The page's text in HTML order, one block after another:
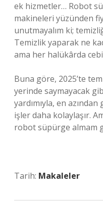
ek hizmetler… Robot
makineleri yüzünden
unutmayalım ki;
Temizlik yaparak ne
ama her halükârda
Buna göre, 2025’te
yerinde saymayacak
yardımıyla, en
işler daha kolaylaşır.
robot süpürge almam
Tarih: Makaleler